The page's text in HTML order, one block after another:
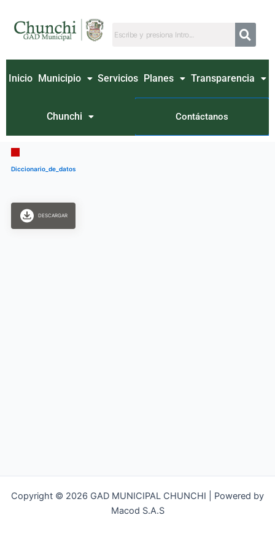
contenido
Inicio Municipio Servicios Planes Transparencia
Chunchi Contáctanos
Diccionario_de_datos
DESCARGAR
Copyright © 2026 GAD MUNICIPAL CHUNCHI | Powered by
Macod S.A.S